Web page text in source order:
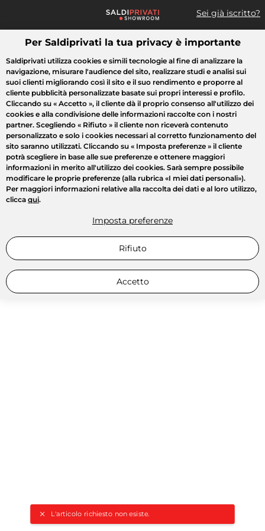
Sei già iscritto?
Cosa cerchi?
L'articolo richiesto non esiste.
Tutte le vendite Moda Casa Bellezza Elettrodomestici
Per Saldiprivati la tua privacy è importante
Saldiprivati utilizza cookies e simili tecnologie al fine di analizzare la
navigazione, misurare l'audience del sito, realizzare studi e analisi sui
suoi clienti migliorando così il sito e il suo rendimento e proporre al
cliente pubblicità personalizzate basate sui propri interessi e profilo.
Cliccando su « Accetto », il cliente dà il proprio consenso all'utilizzo dei
cookies e alla condivisione delle informazioni raccolte con i nostri
partner. Scegliendo « Rifiuto » il cliente non riceverà contenuto
personalizzato e solo i cookies necessari al corretto funzionamento del
sito saranno utilizzati. Cliccando su « Imposta preferenze » il cliente
potrà scegliere in base alle sue preferenze e ottenere maggiori
informazioni in merito all'utilizzo dei cookies. Sarà sempre possibile
modificare le proprie preferenze (alla rubrica «I miei dati personali»).
Per maggiori informazioni relative alla raccolta dei dati e al loro utilizzo,
clicca qui.
Imposta preferenze
Rifiuto
Accetto